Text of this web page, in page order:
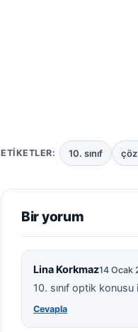
ETIKETLER: 10. sınıf
Bir yorum
Lina Korkmaz14 Ocak
10. sınıf optik
Cevapla